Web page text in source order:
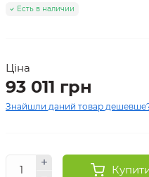
Есть в наличии
Ціна
93 011 грн
Знайшли даний товар